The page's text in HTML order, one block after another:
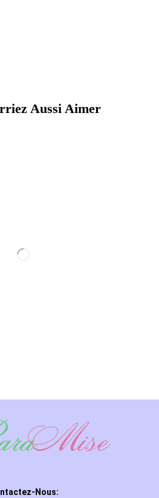
Aussi Aimer
Nous: